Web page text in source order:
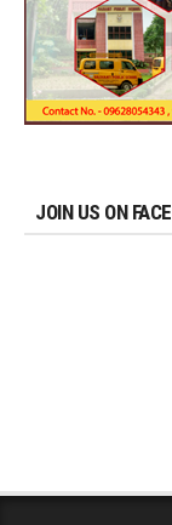
JOIN US ON